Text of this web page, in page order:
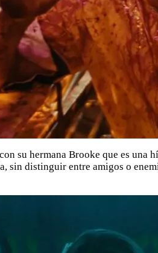
su hermana Brooke que es
sin distinguir entre amigos o